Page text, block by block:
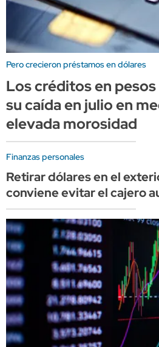
Pero crecieron préstamos en dólares
Los créditos en
su caída en julio en
elevada morosidad
Finanzas personales
Retirar dólares en el
conviene evitar el cajero